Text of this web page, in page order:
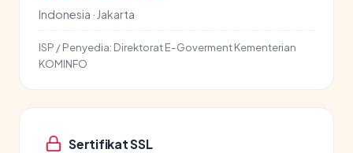
Indonesia · Jakarta
ISP / Penyedia: Direktorat E-Goverment Kementerian
KOMINFO
Sertifikat SSL